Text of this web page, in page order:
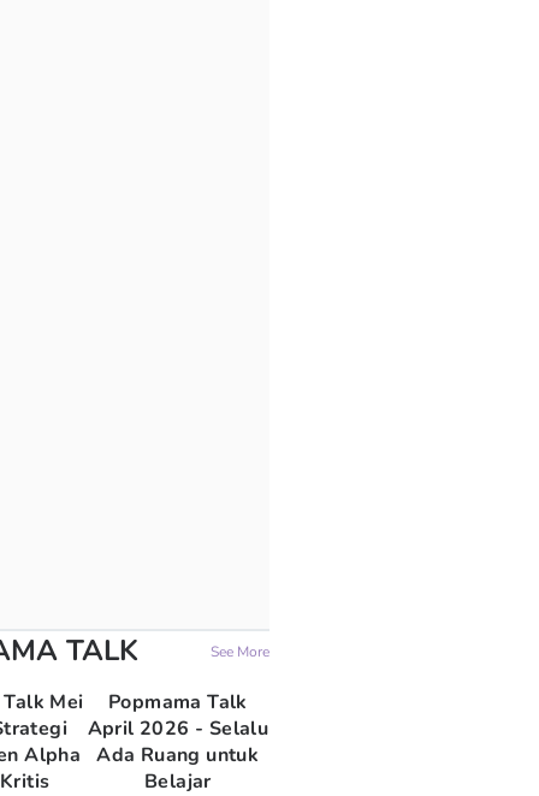
TALK See More
Mei
Alpha
Popmama Talk
April 2026 - Selalu
Ada Ruang untuk
Belajar